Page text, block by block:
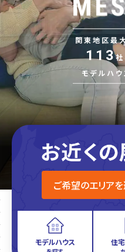
関東地区最
113社
モデルハ
モデルハウス 住